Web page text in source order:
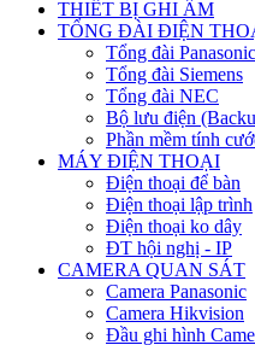
THIẾT BỊ GHI ÂM
TỔNG ĐÀI ĐIỆN
Tổng đài Panasonic
Tổng đài Siemens
Tổng đài NEC
Bộ lưu điện
Phần mềm tính
MÁY ĐIỆN THOẠI
Điện thoại để bàn
Điện thoại lập trình
Điện thoại ko dây
ĐT hội nghị - IP
CAMERA QUAN SÁT
Camera Panasonic
Camera Hikvision
Đầu ghi hình